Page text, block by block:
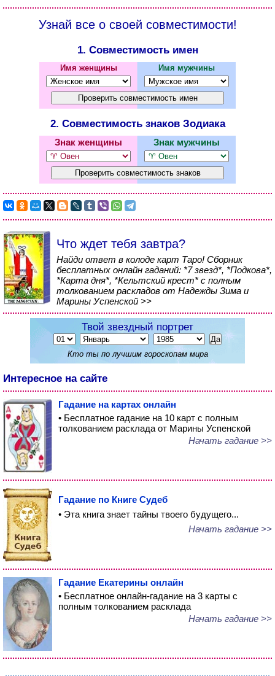
Узнай все о своей совместимости!
1. Совместимость имен
Имя женщины Имя мужчины
2. Совместимость знаков Зодиака
Знак женщины Знак мужчины
Что ждет тебя завтра?
Найди ответ в колоде карт Таро! Сборник
бесплатных онлайн гаданий: *7 звезд*, *Подкова*,
*Карта дня*, *Кельтский крест* с полным
толкованием раскладов от Надежды Зима и
Марины Успенской >>
Твой звездный портрет
Кто ты по лучшим гороскопам мира
Интересное на сайте
Гадание на картах онлайн
• Бесплатное гадание на 10 карт с полным
толкованием расклада от Марины Успенской
Начать гадание >>
Гадание по Книге Судеб
• Эта книга знает тайны твоего будущего...
Начать гадание >>
Гадание Екатерины онлайн
• Бесплатное онлайн-гадание на 3 карты с
полным толкованием расклада
Начать гадание >>